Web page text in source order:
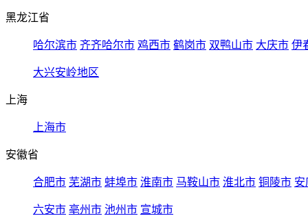
黑龙江省
哈尔滨市 齐齐哈尔市 鸡西市 鹤岗市 双鸭山市 大庆市 伊
大兴安岭地区
上海
上海市
安徽省
合肥市 芜湖市 蚌埠市 淮南市 马鞍山市 淮北市 铜陵市 安
六安市 亳州市 池州市 宣城市